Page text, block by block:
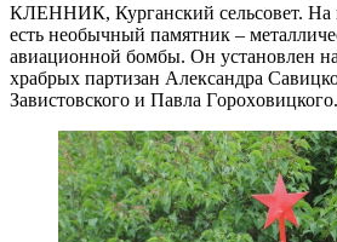
КЛЕННИК, Курганский сельсовет. На
есть необычный памятник –
авиационной бомбы. Он установлен
храбрых партизан Александра
Зaвиcтoвcкого и Павла Гopoxoвицкого.